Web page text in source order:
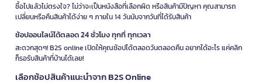
ซื้อไปแล้วไม่ตรงใจ? ไม่ว่าจะเป็นหนังสือที่เลือกผิด หรือสินค้ามีปัญหา คุณสามารถ
เปลี่ยนหรือคืนสินค้าได้ง่าย ๆ ภายใน 14 วันนับจากวันที่ได้รับสินค้า
ช้อปออนไลน์ได้ตลอด 24 ชั่วโมง ทุกที่ ทุกเวลา
สะดวกสุดๆ! B2S online เปิดให้คุณช้อปได้ตลอดวันตลอดคืน อยากได้อะไร แค่คลิก
ก็รอรับสินค้าที่บ้านได้เลย!
เลือกช้อปสินค้าแนะนำจาก B2S Online